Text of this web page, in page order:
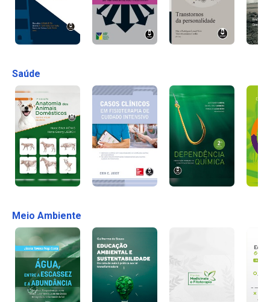
Saúde
Meio Ambiente